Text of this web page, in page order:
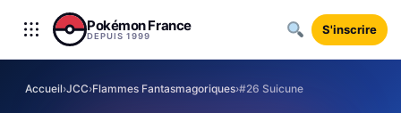
Aller au contenu
Pokémon France
DEPUIS 1999 S'inscrire
Accueil›JCC›Flammes Fantasmagoriques›#26 Suicune